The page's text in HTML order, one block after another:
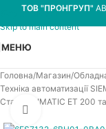
Skip to navigation
Skip to main content
ТОВ "ПРОНГРУП"
МЕНЮ
Головна Магазин
Техніка автоматизації
Станції SIMATIC ET 200